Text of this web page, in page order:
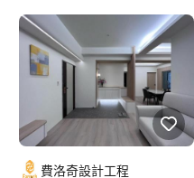
費洛奇設計工程